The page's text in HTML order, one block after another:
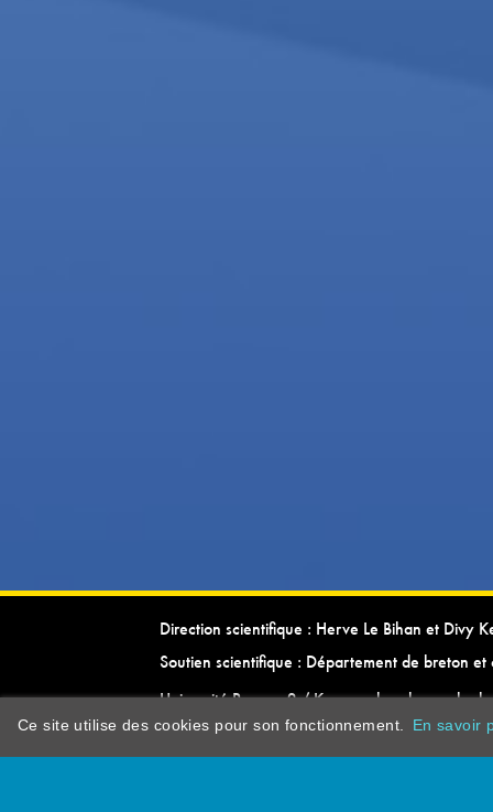
Direction scientifique : Herve Le Bihan et Divy
Soutien scientifique : Département de breton et
Université Rennes 2 / Kevrenn brezhoneg ha
Ce site utilise des cookies pour son fonctionnement. En savoir